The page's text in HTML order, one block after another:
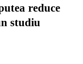
reduce
studiu